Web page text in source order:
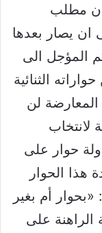
ان مطلب
ان يصار بعدها
المؤجل الى
الثنائية
لن
لانتخاب
حوار على
الحوار
أم بغير
الراهنة على